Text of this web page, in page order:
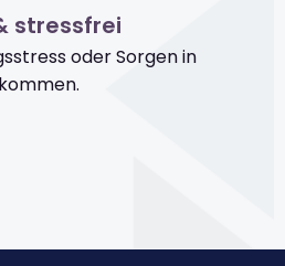
stressfrei
oder Sorgen in